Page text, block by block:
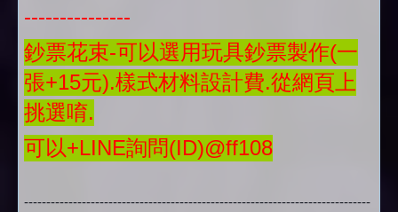
---------------
鈔票花束-可以選用玩具鈔票製作(一
張+15元).樣式材料設計費.從網頁上
挑選唷.
可以+LINE詢問(ID)@ff108
------------------------------------------------------------------------------